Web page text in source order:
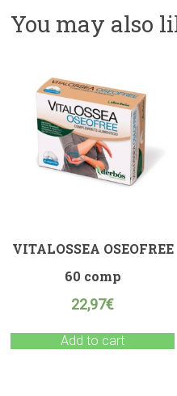
You may also
VITALOSSEA OSEOFREE
60 comp
22,97€
Add to cart